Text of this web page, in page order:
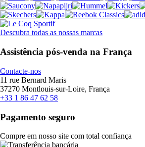
Descubra todas as nossas marcas
Assistência pós-venda na França
Contacte-nos
11 rue Bernard Maris
37270 Montlouis-sur-Loire, França
+33 1 86 47 62 58
Pagamento seguro
Compre em nosso site com total confiança